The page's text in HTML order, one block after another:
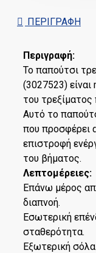
ΠΕΡΙΓΡΑΦΉ
Περιγραφή:
Το παπούτσι
(3027523) είναι
του
Αυτό το
που προσφέρει
επιστροφή
του βήματος.
Λεπτομέρειες:
Επάνω μέρος
διαπνοή.
Εσωτερική
σταθερότητα.
Εξωτερική